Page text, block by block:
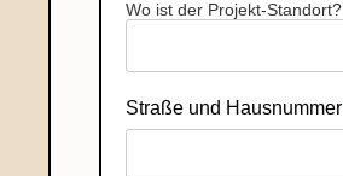
Wo ist der Projekt-Standort?
Straße und Hausnummer